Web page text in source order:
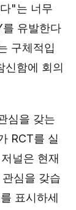
"는 너무
유발한다
구체적입
신함에 회의
심을 갖는
RCT를 실
널은 현재
심을 갖습
표시하세